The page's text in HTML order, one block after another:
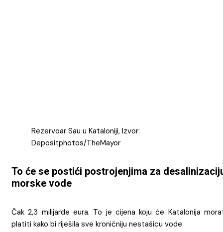
Rezervoar Sau u Kataloniji, Izvor:
Depositphotos/TheMayor
To će se postići postrojenjima za
morske vode
Čak 2,3 milijarde eura. To je cijena koju će Katalonija
platiti kako bi riješila sve kroničniju nestašicu vode.